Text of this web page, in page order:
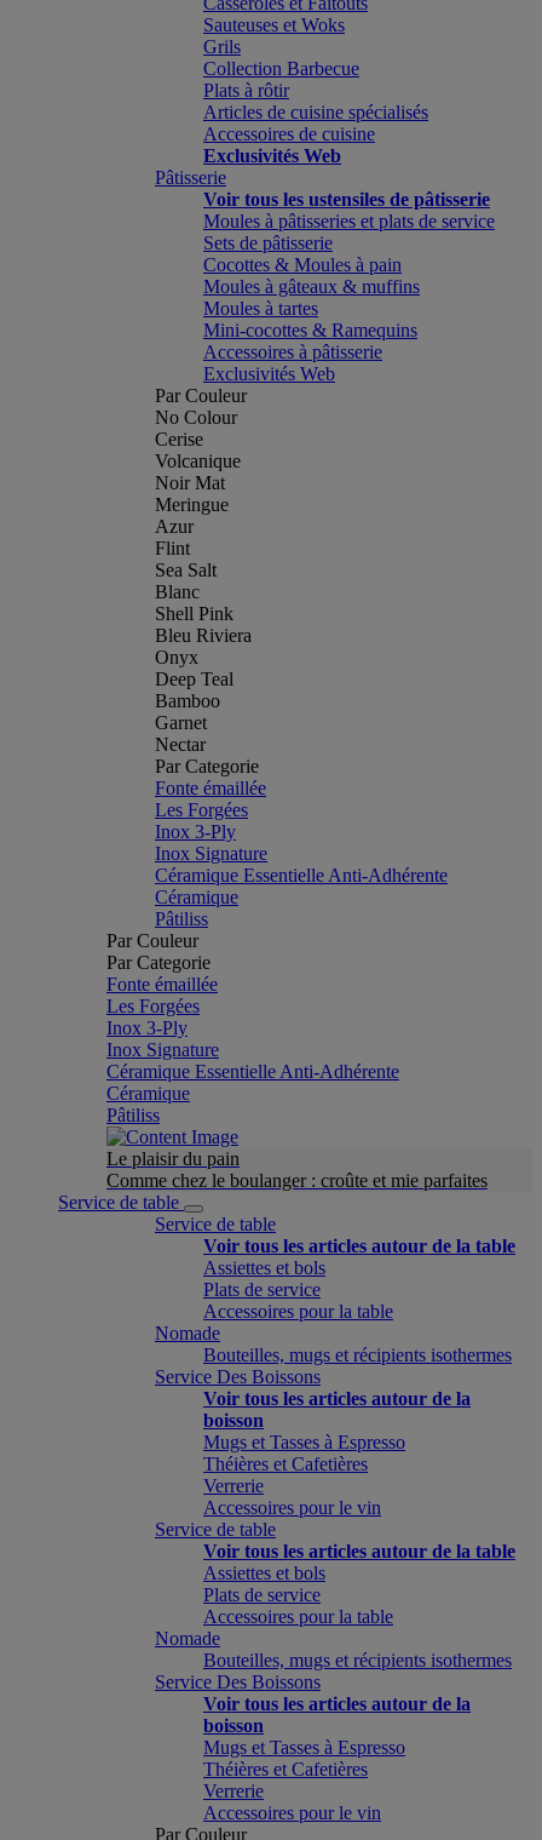
Sauteuses et Woks
Grils
Collection Barbecue
Plats à rôtir
Articles de cuisine spécialisés
Accessoires de cuisine
Exclusivités Web
Pâtisserie
Voir tous les ustensiles de pâtisserie
Moules à pâtisseries et plats de service
Sets de pâtisserie
Cocottes & Moules à pain
Moules à gâteaux & muffins
Moules à tartes
Mini-cocottes & Ramequins
Accessoires à pâtisserie
Exclusivités Web
Par Couleur
No Colour
Cerise
Volcanique
Noir Mat
Meringue
Azur
Flint
Sea Salt
Blanc
Shell Pink
Bleu Riviera
Onyx
Deep Teal
Bamboo
Garnet
Nectar
Par Categorie
Fonte émaillée
Les Forgées
Inox 3-Ply
Inox Signature
Céramique Essentielle Anti-Adhérente
Céramique
Pâtiliss
Par Couleur
Par Categorie
Fonte émaillée
Les Forgées
Inox 3-Ply
Inox Signature
Céramique Essentielle Anti-Adhérente
Céramique
Pâtiliss
Le plaisir du pain
Comme chez le boulanger : croûte et mie parfaites
Service de table
Service de table
Voir tous les articles autour de la table
Assiettes et bols
Plats de service
Accessoires pour la table
Nomade
Bouteilles, mugs et récipients isothermes
Service Des Boissons
Voir tous les articles autour de la
boisson
Mugs et Tasses à Espresso
Théières et Cafetières
Verrerie
Accessoires pour le vin
Service de table
Voir tous les articles autour de la table
Assiettes et bols
Plats de service
Accessoires pour la table
Nomade
Bouteilles, mugs et récipients isothermes
Service Des Boissons
Voir tous les articles autour de la
boisson
Mugs et Tasses à Espresso
Théières et Cafetières
Verrerie
Accessoires pour le vin
Par Couleur